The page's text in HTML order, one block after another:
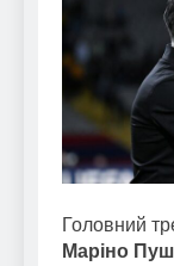
Головний
Маріно